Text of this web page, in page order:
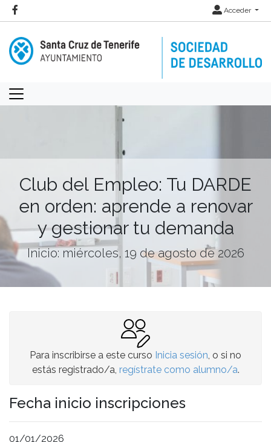
Acceder
Club del Empleo: Tu DARDE
en orden: aprende a renovar
y gestionar tu demanda
Inicio: miércoles, 19 de agosto de 2026
Para inscribirse a este curso Inicia sesión , o si no
estás registrado/a, regístrate como alumno/a.
Fecha inicio inscripciones
01/01/2026